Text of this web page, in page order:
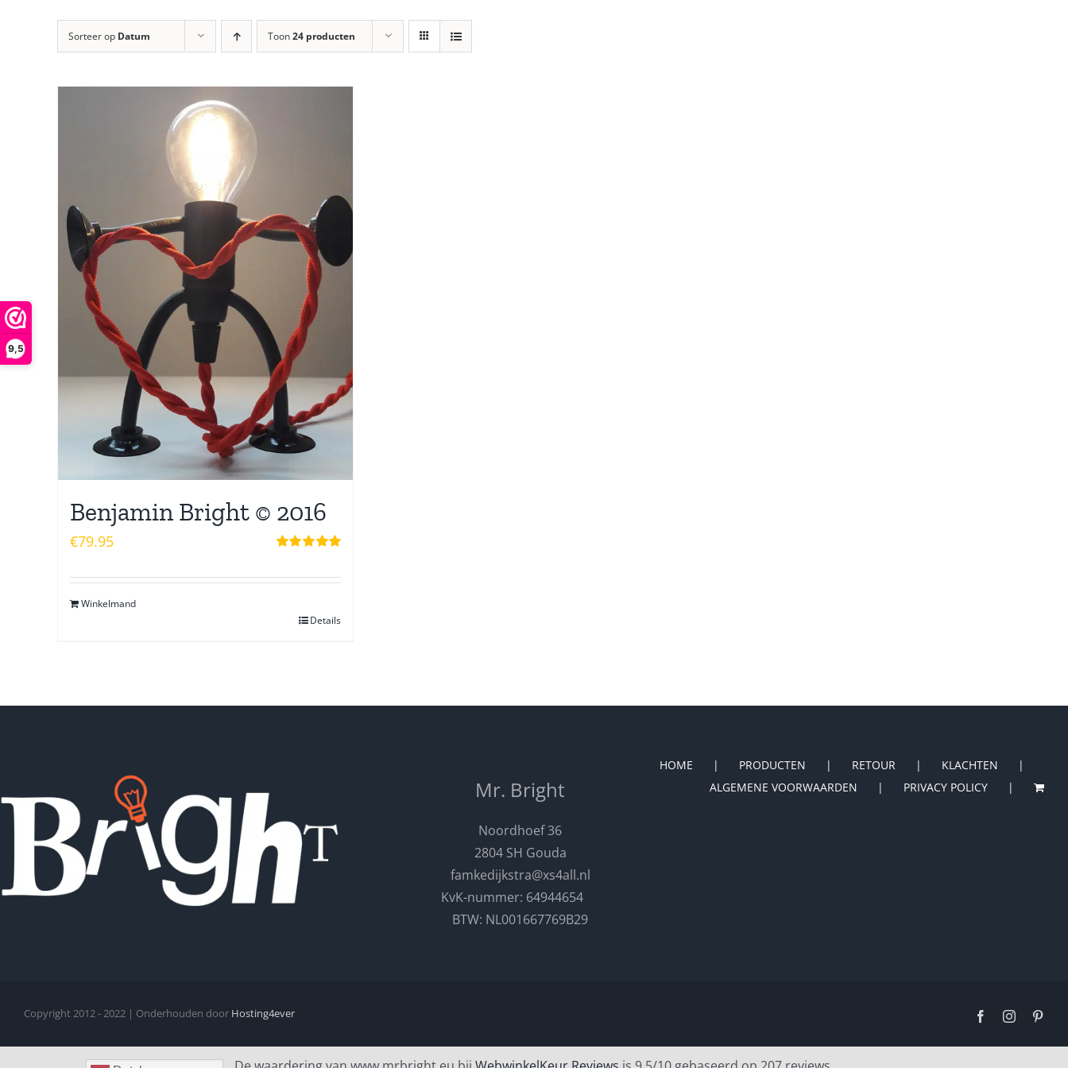
9,5
Sorteer op Datum Toon24 producten
Benjamin Bright © 2016
€79.95
Winkelmand
Details
Mr. Bright
Noordhoef 36
2804 SH Gouda
famkedijkstra@xs4all.nl
KvK-nummer: 64944654
BTW: NL001667769B29
HOME PRODUCTEN RETOUR
KLACHTEN
ALGEMENE VOORWAARDEN
PRIVACY POLICY
Copyright 2012 - 2022 | Onderhouden door Hosting4ever FacebookInstagram